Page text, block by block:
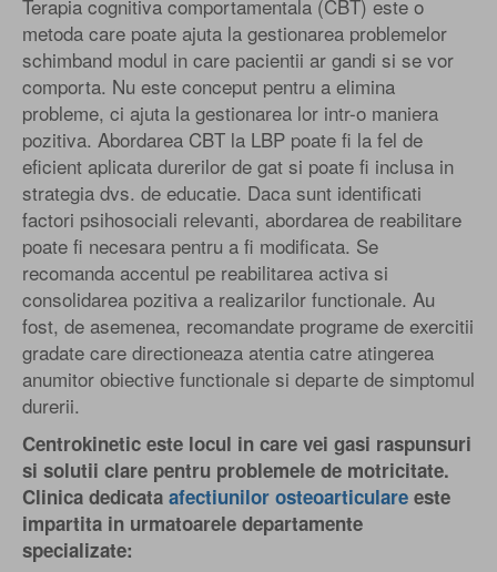
Terapia cognitiva comportamentala (CBT) este o
metoda care poate ajuta la gestionarea problemelor
schimband modul in care pacientii ar gandi si se vor
comporta. Nu este conceput pentru a elimina
probleme, ci ajuta la gestionarea lor intr-o maniera
pozitiva. Abordarea CBT la LBP poate fi la fel de
eficient aplicata durerilor de gat si poate fi inclusa in
strategia dvs. de educatie. Daca sunt identificati
factori psihosociali relevanti, abordarea de reabilitare
poate fi necesara pentru a fi modificata. Se
recomanda accentul pe reabilitarea activa si
consolidarea pozitiva a realizarilor functionale. Au
fost, de asemenea, recomandate programe de exercitii
gradate care directioneaza atentia catre atingerea
anumitor obiective functionale si departe de simptomul
durerii.
Centrokinetic este locul in care vei gasi raspunsuri
si solutii clare pentru problemele de motricitate.
Clinica dedicata afectiunilor osteoarticulare este
impartita in urmatoarele departamente
specializate: